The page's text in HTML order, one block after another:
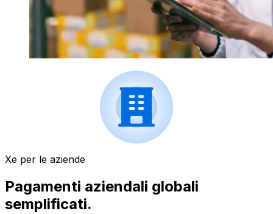
Xe per le aziende
Pagamenti aziendali globali
semplificati.